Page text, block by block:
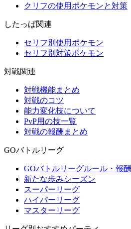
クリフの使用ポケモンと対策
したっぱ関連
セリフ別使用ポケモン
セリフ別対策ポケモン
対戦関連
対戦機能まとめ
対戦のコツ
能力変化技について
PvP用の技一覧
対戦の報酬まとめ
GOバトルリーグ
GOバトルリーグルール・報酬
新たな歩みシーズン
スーパーリーグ
ハイパーリーグ
マスターリーグ